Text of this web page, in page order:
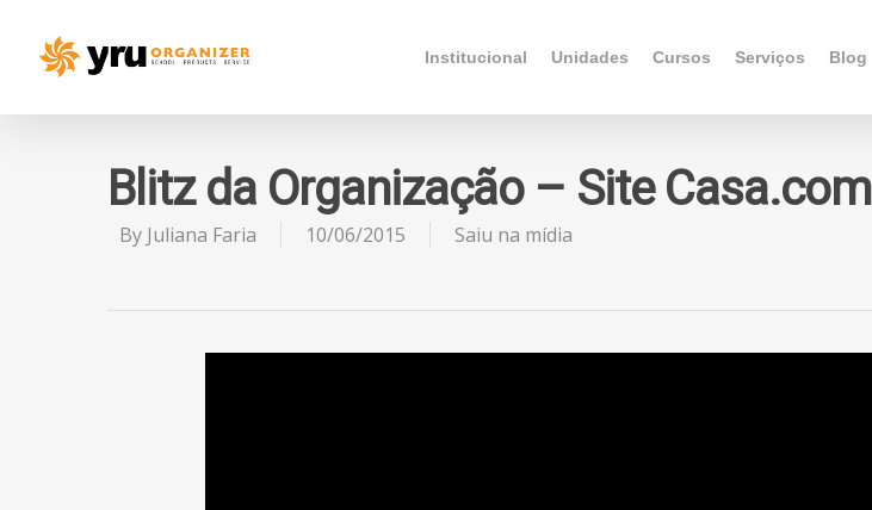
Institucional Unidades Cursos Serviços Blog
Blitz da Organização – Site Casa.com
By Juliana Faria 10/06/2015 Saiu na mídia